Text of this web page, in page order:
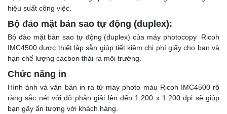
hiệu suất công việc.
Bộ đảo mặt bản sao tự động (duplex):
Bộ đảo mặt bản sao tự động (duplex) của máy photocopy Ricoh
IMC4500 được thiết lập sẵn giúp tiết kiệm chi phí giấy cho bạn và
hạn chế lượng cacbon thải ra môi trường.
Chức năng in
Hình ảnh và văn bản in ra từ máy photo màu Ricoh IMC4500 rõ
ràng sắc nét với độ phân giải lên đến 1.200 x 1.200 dpi sẽ giúp
bạn gây ấn tượng với khách hàng.